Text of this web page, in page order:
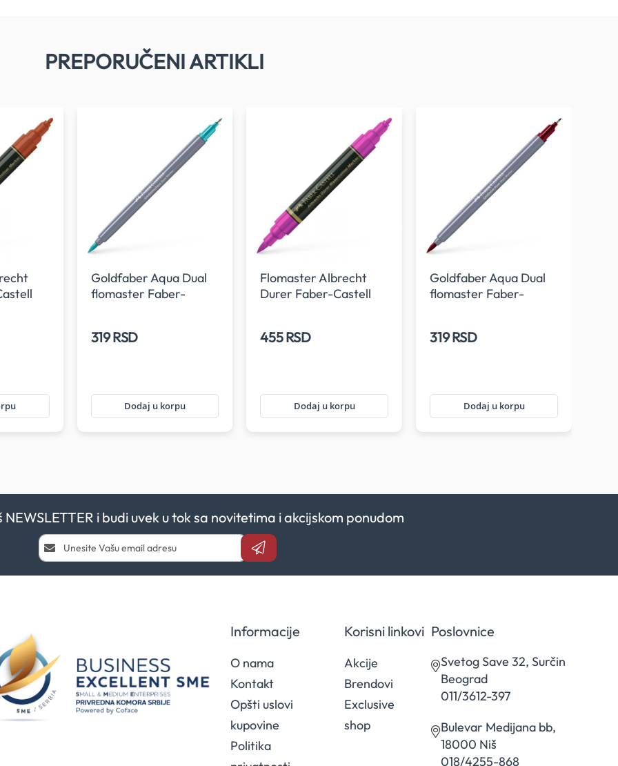
PREPORUČENI ARTIKLI
Goldfaber Aqua Dual
flomaster Faber-
319 RSD
Dodaj u korpu
Flomaster Albrecht
Durer Faber-Castell
455 RSD
Dodaj u korpu
Goldfaber Aqua Dual
flomaster Faber-
319 RSD
Dodaj u korpu
NEWSLETTER i budi uvek u tok sa novitetima i akcijskom ponudom
Prijavi
se
Informacije
O nama
Kontakt
Opšti uslovi
kupovine
Politika
Korisni linkovi
Akcije
Brendovi
Exclusive
shop
Poslovnice
Svetog Save 32, Surčin
Beograd
011/3612-397
Bulevar Medijana bb,
18000 Niš
018/4255-868